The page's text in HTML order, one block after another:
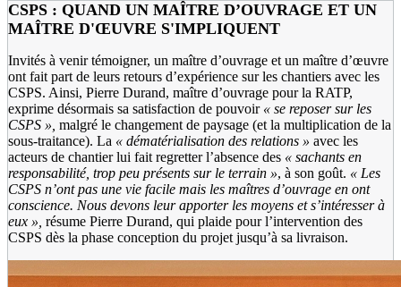
CSPS : QUAND UN MAÎTRE D’OUVRAGE ET UN
MAÎTRE D'ŒUVRE S'IMPLIQUENT
Invités à venir témoigner, un maître d’ouvrage et un maître d’œuvre
ont fait part de leurs retours d’expérience sur les chantiers avec les
CSPS. Ainsi, Pierre Durand, maître d’ouvrage pour la RATP,
exprime désormais sa satisfaction de pouvoir « se reposer sur les
CSPS », malgré le changement de paysage (et la multiplication de la
sous-traitance). La « dématérialisation des relations » avec les
acteurs de chantier lui fait regretter l’absence des « sachants en
responsabilité, trop peu présents sur le terrain », à son goût. « Les
CSPS n’ont pas une vie facile mais les maîtres d’ouvrage en ont
conscience. Nous devons leur apporter les moyens et s’intéresser à
eux », résume Pierre Durand, qui plaide pour l’intervention des
CSPS dès la phase conception du projet jusqu’à sa livraison.